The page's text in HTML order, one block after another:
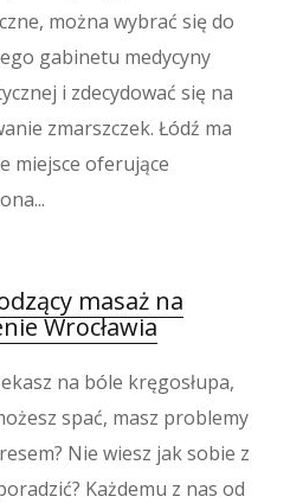
można wybrać się do
gabinetu medycyny
i zdecydować się na
zmarszczek. Łódź ma
miejsce oferujące
masaż na
Wrocławia
na bóle kręgosłupa,
spać, masz problemy
Nie wiesz jak sobie z
Każdemu z nas od